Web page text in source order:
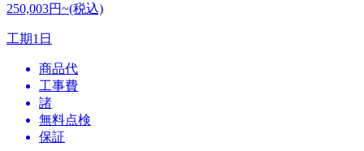
250,003円~(税込)
工期1日
商品代
工事費
諸
無料点検
保証